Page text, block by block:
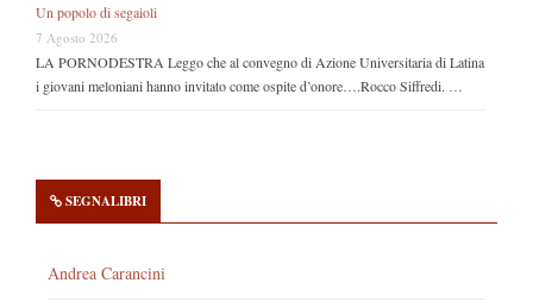
Un popolo di segaioli
7 Agosto 2026
LA PORNODESTRA Leggo che al convegno di Azione Universitaria di Latina
i giovani meloniani hanno invitato come ospite d’onore….Rocco Siffredi. …
SEGNALIBRI
Andrea Carancini